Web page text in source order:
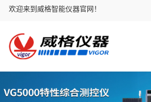
欢迎来到威格智能仪器官网！